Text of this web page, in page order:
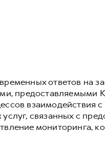
ответов на
предоставляемыми
взаимодействия
связанных с
мониторинга,